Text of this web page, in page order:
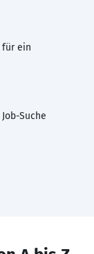
für ein
Suche